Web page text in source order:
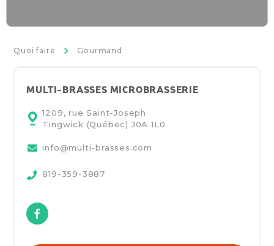
Quoi faire >
Gourmand
MULTI-BRASSES MICROBRASSERIE
1209, rue Saint-Joseph
Tingwick (Québec) J0A 1L0
info@multi-brasses.com
819-359-3887
Facebook